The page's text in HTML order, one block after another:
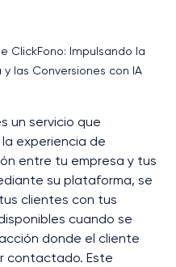
ClickFono: Impulsando la
y las Conversiones con IA
un servicio que
experiencia de
entre tu empresa y tus
su plataforma, se
clientes con tus
cuando se
donde el cliente
contactado. Este